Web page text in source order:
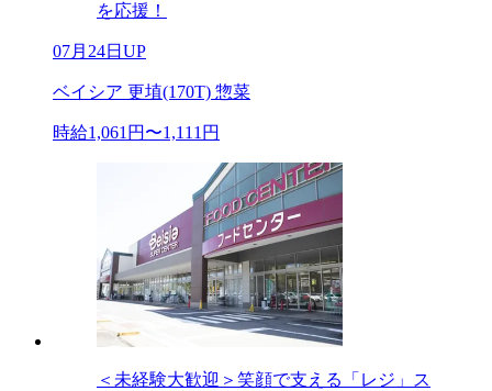
を応援！
07月24日UP
ベイシア 更埴(170T) 惣菜
時給1,061円〜1,111円
＜未経験大歓迎＞笑顔で支える「レジ」ス